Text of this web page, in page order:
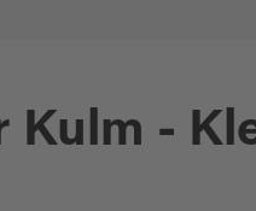
Kulm -